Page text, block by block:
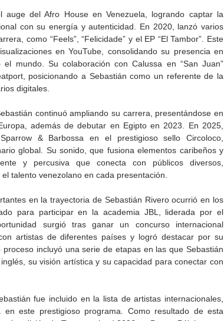
del Afro House en Venezuela, logrando captar la
con su energía y autenticidad. En 2020, lanzó varios
como “Feels”, “Felicidade” y el EP “El Tambor”. Este
en YouTube, consolidando su presencia en
mundo. Su colaboración con Calussa en “San Juan”
posicionando a Sebastián como un referente de la
digitales.
continuó ampliando su carrera, presentándose en
además de debutar en Egipto en 2023. En 2025,
& Barbossa en el prestigioso sello Circoloco,
global. Su sonido, que fusiona elementos caribeños y
y percusiva que conecta con públicos diversos,
talento venezolano en cada presentación.
en la trayectoria de Sebastián Rivero ocurrió en los
para participar en la academia JBL, liderada por el
surgió tras ganar un concurso internacional
artistas de diferentes países y logró destacar por su
incluyó una serie de etapas en las que Sebastián
su visión artística y su capacidad para conectar con
fue incluido en la lista de artistas internacionales,
en este prestigioso programa. Como resultado de esta